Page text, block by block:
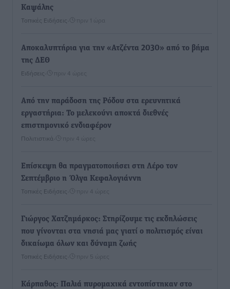
Καψάλης
Τοπικές Ειδήσεις πριν 1 ώρα
Αποκαλυπτήρια για την «Ατζέντα 2030» από το βήμα
της ΔΕΘ
Ειδήσεις πριν 4 ώρες
Από την παράδοση της Ρόδου στα ερευνητικά
εργαστήρια: Το μελεκούνι αποκτά διεθνές
επιστημονικό ενδιαφέρον
Πολιτιστικά πριν 4 ώρες
Επίσκεψη θα πραγματοποιήσει στη Λέρο τον
Σεπτέμβριο η Όλγα Κεφαλογιάννη
Τοπικές Ειδήσεις πριν 4 ώρες
Γιώργος Χατζημάρκος: Στηρίζουμε τις εκδηλώσεις
που γίνονται στα νησιά μας γιατί ο πολιτισμός είναι
δικαίωμα όλων και δύναμη ζωής
Τοπικές Ειδήσεις πριν 5 ώρες
Κάρπαθος: Παλιά πυρομαχικά εντοπίστηκαν στο